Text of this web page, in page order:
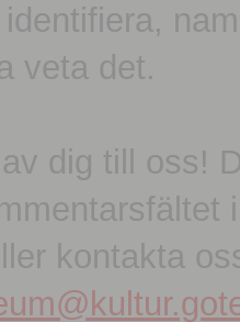
identifiera,
veta det.
dig till oss!
kontakta